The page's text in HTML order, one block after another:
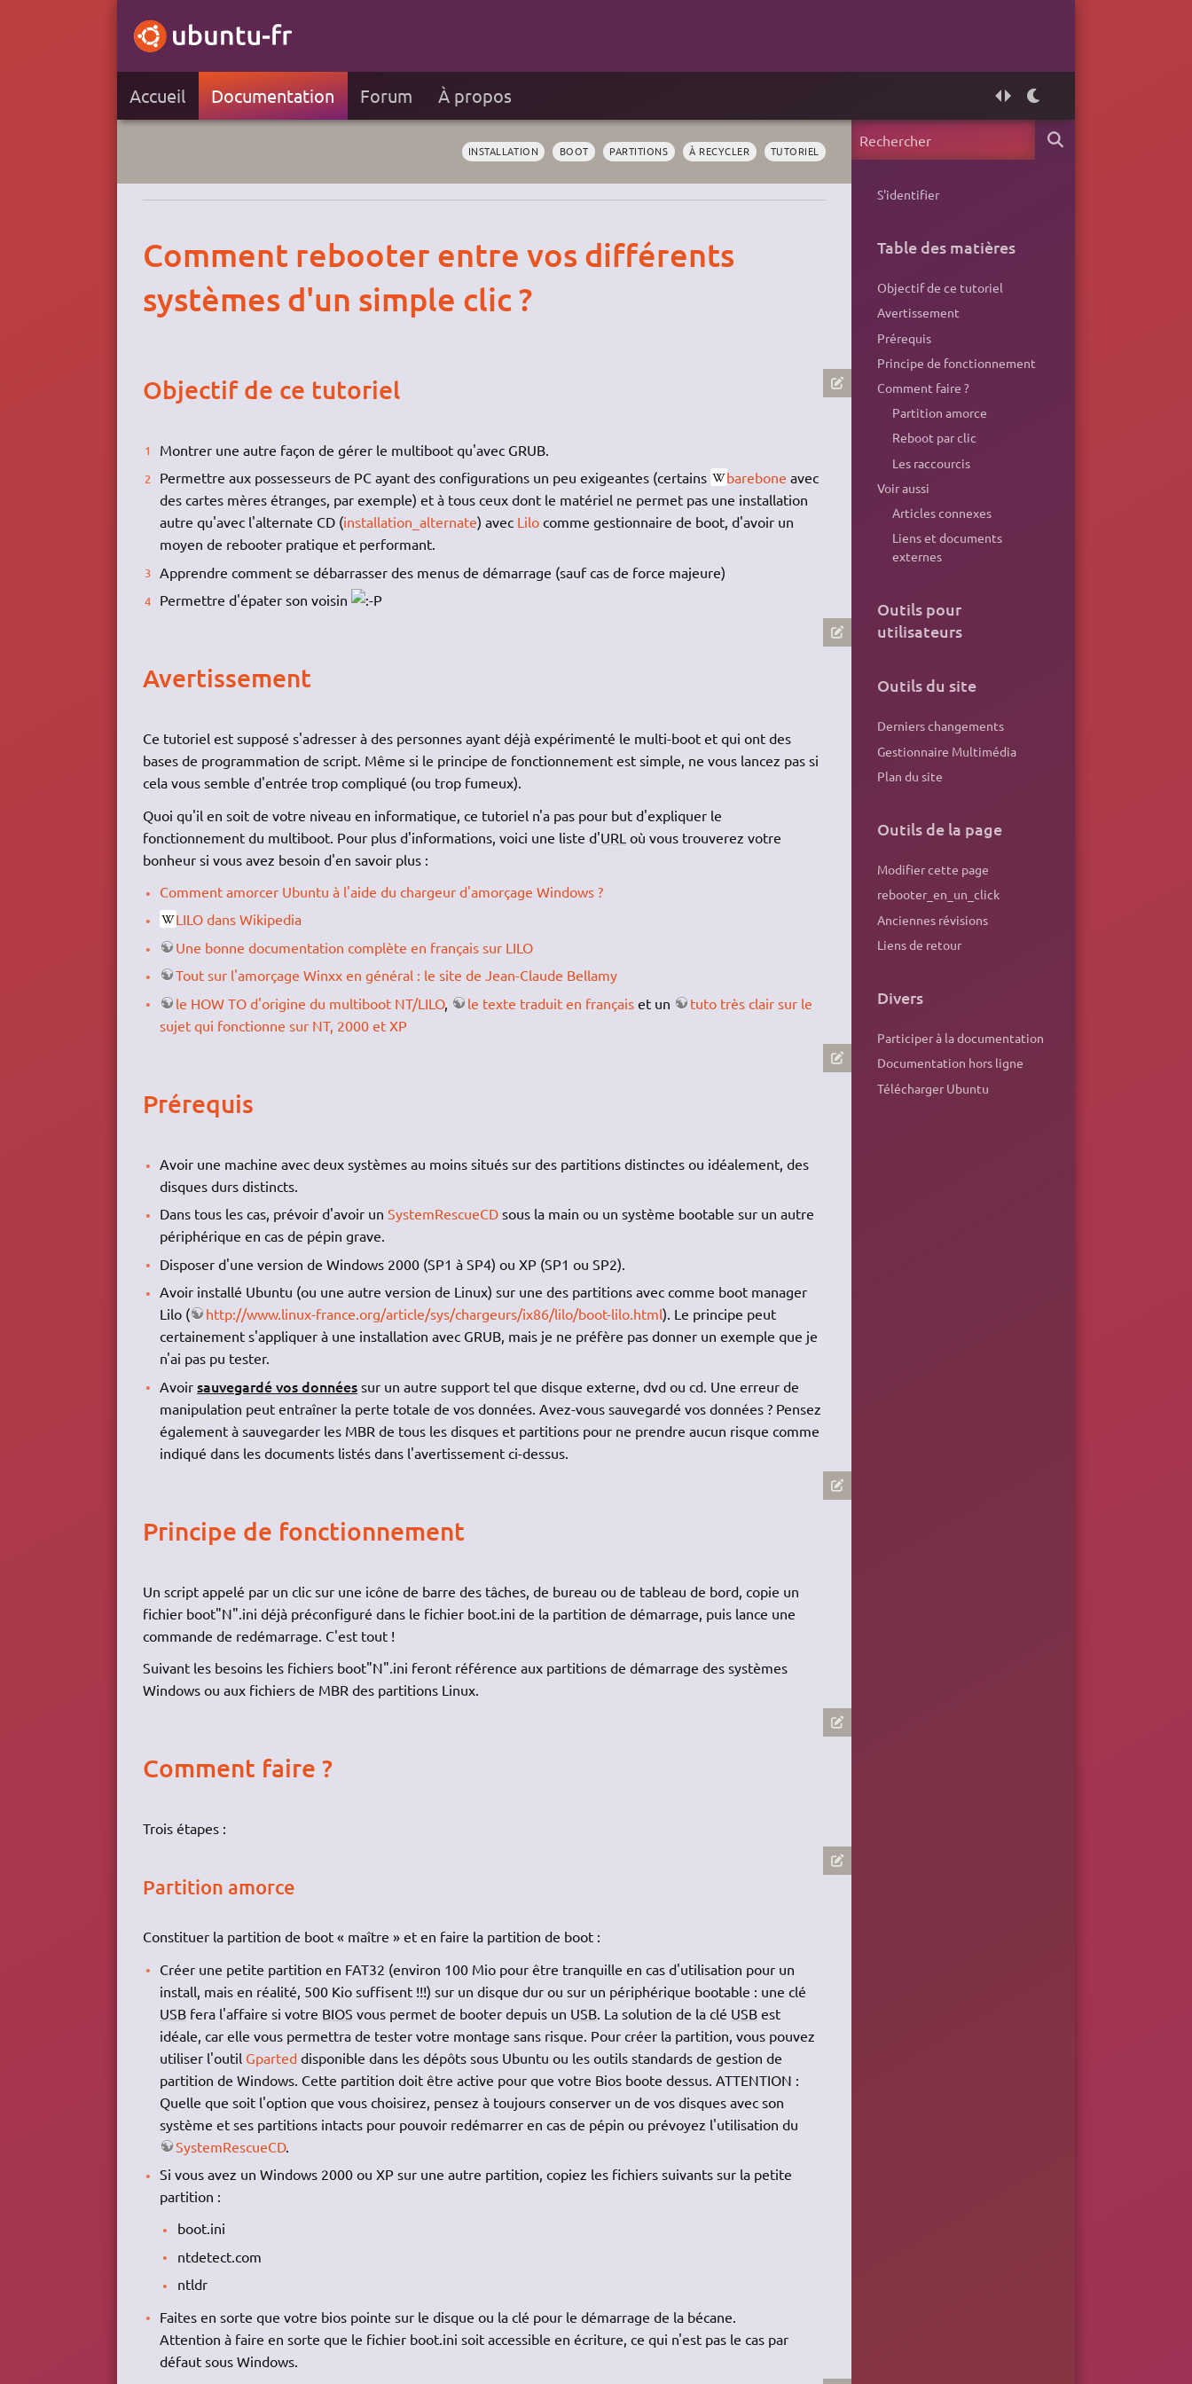
Accueil Documentation Forum À propos
INSTALLATION BOOT PARTITIONS À RECYCLER TUTORIEL
Comment rebooter entre vos différents
systèmes d'un simple clic ?
Objectif de ce tutoriel
Montrer une autre façon de gérer le multiboot qu'avec GRUB.
Permettre aux possesseurs de PC ayant des configurations un peu exigeantes (certains
barebone avec
des cartes mères étranges, par exemple) et à tous ceux dont le matériel ne permet pas une installation
autre qu'avec l'alternate CD (installation_alternate) avec Lilo comme gestionnaire de boot, d'avoir un
moyen de rebooter pratique et performant.
Apprendre comment se débarrasser des menus de démarrage (sauf cas de force majeure)
Permettre d'épater son voisin
Avertissement
Ce tutoriel est supposé s'adresser à des personnes ayant déjà expérimenté le multi-boot et qui ont des
bases de programmation de script. Même si le principe de fonctionnement est simple, ne vous lancez pas si
cela vous semble d'entrée trop compliqué (ou trop fumeux).
Quoi qu'il en soit de votre niveau en informatique, ce tutoriel n'a pas pour but d'expliquer le
fonctionnement du multiboot. Pour plus d'informations, voici une liste d'URL où vous trouverez votre
bonheur si vous avez besoin d'en savoir plus :
Comment amorcer Ubuntu à l'aide du chargeur d'amorçage Windows ?
LILO dans Wikipedia
Une bonne documentation complète en français sur LILO
Tout sur l'amorçage Winxx en général : le site de Jean-Claude Bellamy
le HOW TO d'origine du multiboot NT/LILO, le texte traduit en français et un
tuto très clair sur le
sujet qui fonctionne sur NT, 2000 et XP
Prérequis
Avoir une machine avec deux systèmes au moins situés sur des partitions distinctes ou idéalement, des
disques durs distincts.
Dans tous les cas, prévoir d'avoir unSystemRescueCD sous la main ou un système bootable sur un autre
périphérique en cas de pépin grave.
Disposer d'une version de Windows 2000 (SP1 à SP4) ou XP (SP1 ou SP2).
Avoir installé Ubuntu (ou une autre version de Linux) sur une des partitions avec comme boot manager
Lilo (
http://www.linux-france.org/article/sys/chargeurs/ix86/lilo/boot-lilo.html). Le principe peut
certainement s'appliquer à une installation avec GRUB, mais je ne préfère pas donner un exemple que je
n'ai pas pu tester.
Avoirsauvegardé vos données sur un autre support tel que disque externe, dvd ou cd. Une erreur de
manipulation peut entraîner la perte totale de vos données. Avez-vous sauvegardé vos données ? Pensez
également à sauvegarder les MBR de tous les disques et partitions pour ne prendre aucun risque comme
indiqué dans les documents listés dans l'avertissement ci-dessus.
Principe de fonctionnement
Un script appelé par un clic sur une icône de barre des tâches, de bureau ou de tableau de bord, copie un
fichier boot"N".ini déjà préconfiguré dans le fichier boot.ini de la partition de démarrage, puis lance une
commande de redémarrage. C'est tout !
Suivant les besoins les fichiers boot"N".ini feront référence aux partitions de démarrage des systèmes
Windows ou aux fichiers de MBR des partitions Linux.
Comment faire ?
Trois étapes :
Partition amorce
Constituer la partition de boot « maître » et en faire la partition de boot :
Créer une petite partition en FAT32 (environ 100 Mio pour être tranquille en cas d'utilisation pour un
install, mais en réalité, 500 Kio suffisent !!!) sur un disque dur ou sur un périphérique bootable : une clé
USB fera l'affaire si votre BIOS vous permet de booter depuis un USB . La solution de la clé USB est
idéale, car elle vous permettra de tester votre montage sans risque. Pour créer la partition, vous pouvez
utiliser l'outil Gparted disponible dans les dépôts sous Ubuntu ou les outils standards de gestion de
partition de Windows. Cette partition doit être active pour que votre Bios boote dessus. ATTENTION :
Quelle que soit l'option que vous choisirez, pensez à toujours conserver un de vos disques avec son
système et ses partitions intacts pour pouvoir redémarrer en cas de pépin ou prévoyez l'utilisation du
SystemRescueCD.
Si vous avez un Windows 2000 ou XP sur une autre partition, copiez les fichiers suivants sur la petite
partition :
boot.ini
ntdetect.com
ntldr
Faites en sorte que votre bios pointe sur le disque ou la clé pour le démarrage de la bécane.
Attention à faire en sorte que le fichier boot.ini soit accessible en écriture, ce qui n'est pas le cas par
défaut sous Windows.
S'identifier
Table des matières
Objectif de ce tutoriel
Avertissement
Prérequis
Principe de fonctionnement
Comment faire ?
Partition amorce
Reboot par clic
Les raccourcis
Voir aussi
Articles connexes
Liens et documents
externes
Outils pour
utilisateurs
Outils du site
Derniers changements
Gestionnaire Multimédia
Plan du site
Outils de la page
Modifier cette page
rebooter_en_un_click
Anciennes révisions
Liens de retour
Divers
Participer à la documentation
Documentation hors ligne
Télécharger Ubuntu